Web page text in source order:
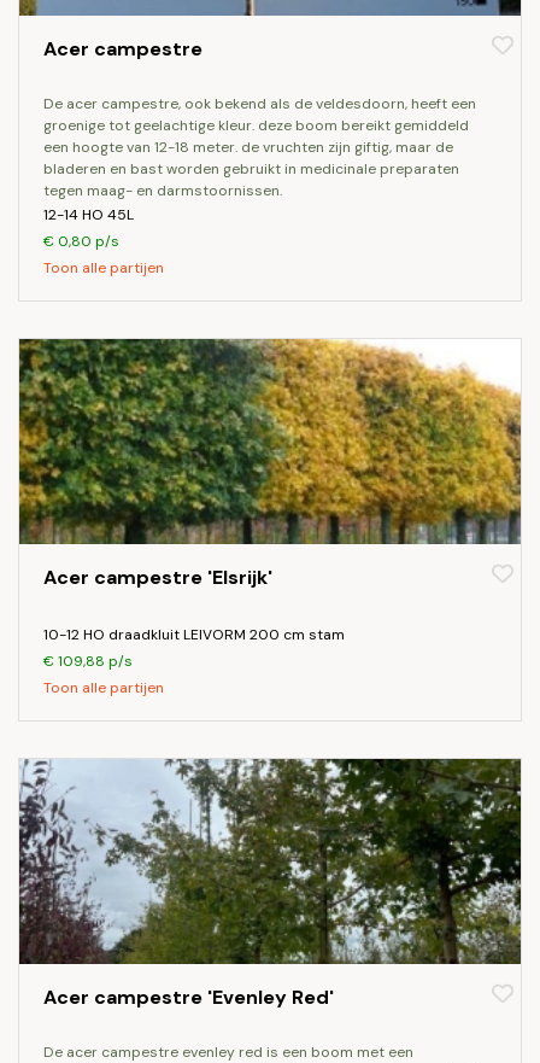
Acer campestre
de acer campestre, ook bekend als de veldesdoorn, heeft een
groenige tot geelachtige kleur. deze boom bereikt gemiddeld
een hoogte van 12-18 meter. de vruchten zijn giftig, maar de
bladeren en bast worden gebruikt in medicinale preparaten
tegen maag- en darmstoornissen.
12-14 HO 45L
€ 0,80 p/s
Toon alle partijen
Acer campestre 'Elsrijk'
10-12 HO draadkluit LEIVORM 200 cm stam
€ 109,88 p/s
Toon alle partijen
Acer campestre 'Evenley Red'
de acer campestre evenley red is een boom met een